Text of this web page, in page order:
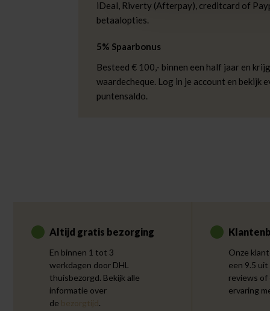
iDeal, Riverty (Afterpay), creditcard of
betaalopties.
5% Spaarbonus
Besteed € 100,- binnen een half jaar en
waardecheque. Log in je account en bekijk
puntensaldo.
Altijd gratis bezorging
En binnen 1 tot 3
werkdagen door DHL
thuisbezorgd. Bekijk alle
informatie over
de bezorgtijd.
Onze
een 9.5 uit
reviews of
ervaring